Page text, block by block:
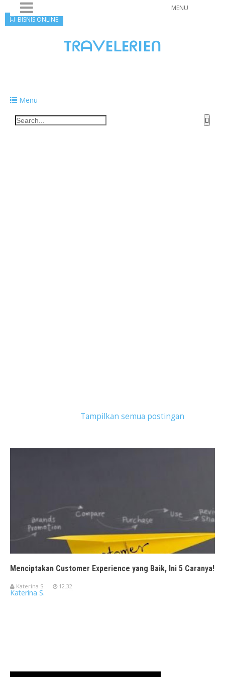
MENU
TᖇᗩᐯEᒪEᖇIEᑎ
Menu
Tampilkan semua postingan
Menciptakan Customer Experience yang Baik, Ini 5 Caranya!
BISNIS ONLINE
Katerina S. 12.32
Katerina S.